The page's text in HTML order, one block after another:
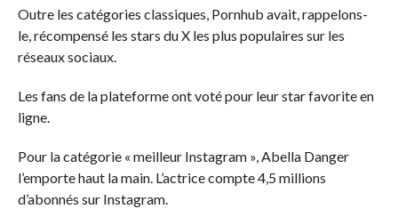
Outre les catégories classiques, Pornhub avait, rappelons-
le, récompensé les stars du X les plus populaires sur les
réseaux sociaux.
Les fans de la plateforme ont voté pour leur star favorite en
ligne.
Pour la catégorie « meilleur Instagram », Abella Danger
l’emporte haut la main. L’actrice compte 4,5 millions
d’abonnés sur Instagram.